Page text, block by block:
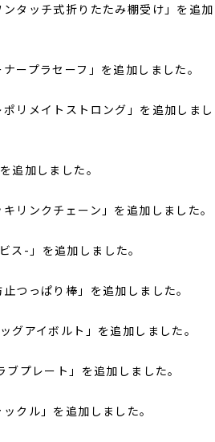
タッチ式折りたたみ棚受け」を追加
ープラセーフ」を追加しました。
リメイトストロング」を追加しまし
追加しました。
リンクチェーン」を追加しました。
-」を追加しました。
つっぱり棒」を追加しました。
グアイボルト」を追加しました。
プレート」を追加しました。
クル」を追加しました。